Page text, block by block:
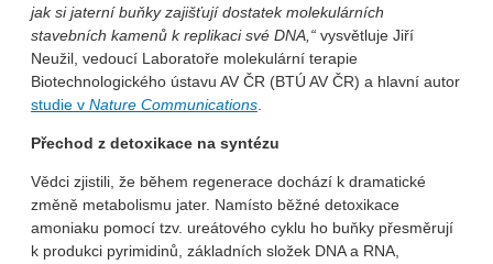
jak si jaterní buňky zajišťují dostatek molekulárních
stavebních kamenů k replikaci své DNA,“ vysvětluje Jiří
Neužil, vedoucí Laboratoře molekulární terapie
Biotechnologického ústavu AV ČR (BTÚ AV ČR) a hlavní autor
studie v Nature Communications.
Přechod z detoxikace na syntézu
Vědci zjistili, že během regenerace dochází k dramatické
změně metabolismu jater. Namísto běžné detoxikace
amoniaku pomocí tzv. ureátového cyklu ho buňky přesměrují
k produkci pyrimidinů, základních složek DNA a RNA,